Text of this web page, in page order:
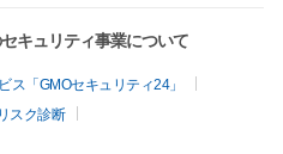
キュリティ事業について
「GMOセキュリティ24」
スク診断